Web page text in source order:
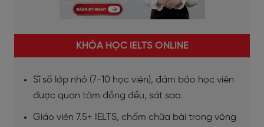
KHÓA HỌC IELTS ONLINE
Sĩ số lớp nhỏ (7-10 học viên), đảm bảo học viên
được quan tâm đồng đều, sát sao.
Giáo viên 7.5+ IELTS, chấm chữa bài trong vòng